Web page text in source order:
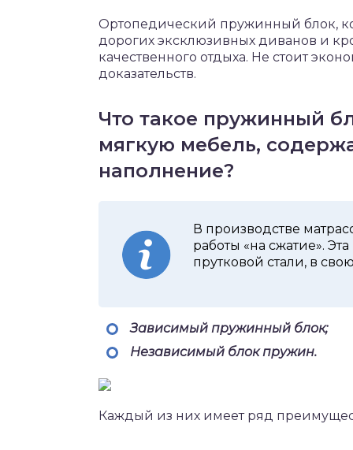
Ортопедический пружинный блок,
дорогих эксклюзивных диванов и
качественного отдыха. Не стоит
доказательств.
Что такое пружинный
мягкую мебель,
наполнение?
В производстве
работы «на сжатие».
прутковой стали, в
Зависимый пружинный блок;
Независимый блок пружин.
Каждый из них имеет ряд